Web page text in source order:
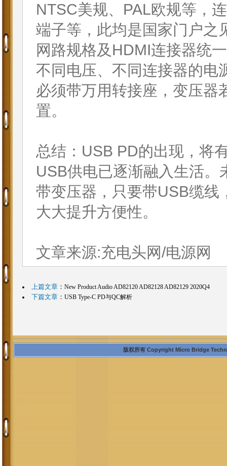
NTSC美规、PAL欧规等，
端子等，此均是国家门户之
网路规格及HDMI连接器统
不同电压、不同连接器的电
必须带万用转接座，变压器
置。
总结：USB PD的出现，将
USB供电已逐渐融入生活
带变压器，只要带USB缆线
大大提升方便性。
文章来源:充电头网/电源网
上篇文章： New Product Audio AD82120 AD82128 AD82129 2020Q4
下篇文章： USB Type-C PD与QC解析
版权所有 Copyright Micro Bridge